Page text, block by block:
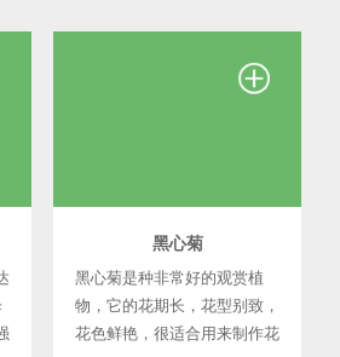
黑心菊
黑心菊是种非常好的观赏植
物，它的花期长，花型别致，
花色鲜艳，很适合用来制作花